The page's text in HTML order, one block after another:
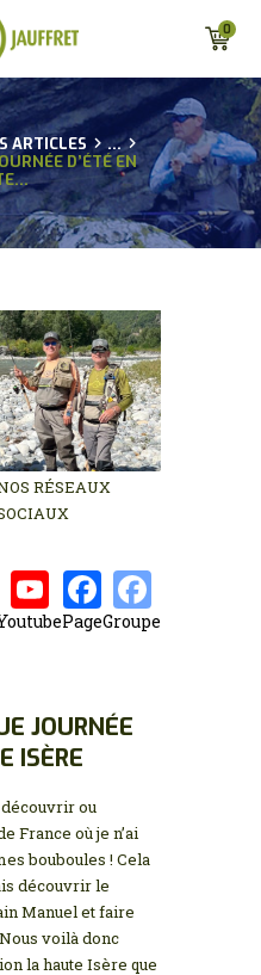
0
ARTICLES
...
D’ÉTÉ EN
RÉSEAUX
PageGroupe
JOURNÉE
ISÈRE
ou
France où je n’ai
bouboules ! Cela
découvrir le
Manuel et faire
voilà donc
la haute Isère que